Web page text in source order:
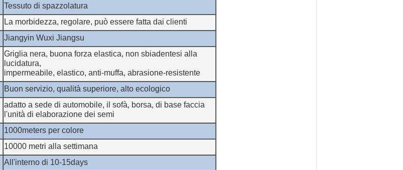
Tessuto di spazzolatura
La morbidezza, regolare, può essere fatta dai clienti
Jiangyin Wuxi Jiangsu
Griglia nera, buona forza elastica, non sbiadentesi alla
lucidatura,
impermeabile, elastico, anti-muffa, abrasione-resistente
Buon servizio, qualità superiore, alto ecologico
adatto a sede di automobile, il sofà, borsa, di base faccia
l'unità di elaborazione dei semi
1000meters per colore
10000 metri alla settimana
All'interno di 10-15days